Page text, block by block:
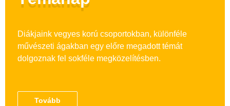
Diákjaink vegyes korú csoportokban, különféle
művészeti ágakban egy előre megadott témát
dolgoznak fel sokféle megközelítésben.
Tovább